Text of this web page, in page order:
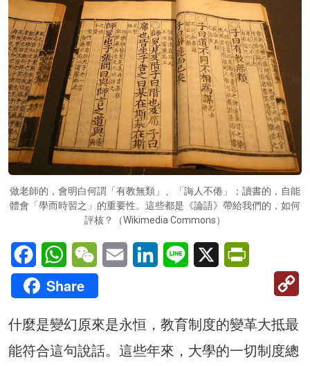
做老師的，會明白何謂「有教無類」、「誨人不倦」；讀書的，自能
體會「學而時習之」的重要性。這些都是《論語》帶給我們的，如何
評核？（Wikimedia Commons）
FacebookWhatsAppWeChatEmail LinkedInLine X
Share
什麼是變幻原來是永恒，教育制度的變革大抵最
能符合這句說話。這些年來，大學的一切制度總